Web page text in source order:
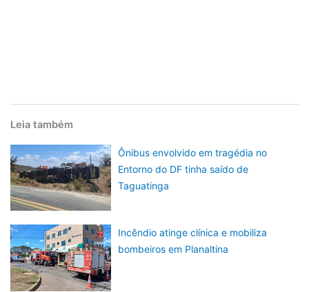
Leia também
Ônibus envolvido em tragédia no
Entorno do DF tinha saído de
Taguatinga
Incêndio atinge clínica e mobiliza
bombeiros em Planaltina